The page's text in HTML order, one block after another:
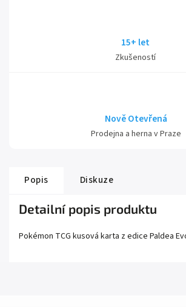
15+ let
Zkušeností
Nově Otevřená
Prodejna a herna v Praze
Popis Diskuze
Detailní popis produktu
Pokémon TCG kusová karta z edice Paldea